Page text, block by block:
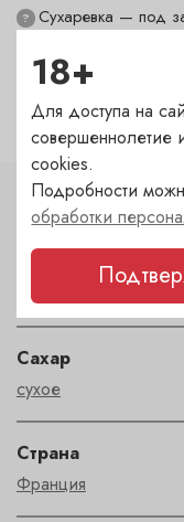
Садовническая —
? Сухаревка — под
Характеристики
Цвет
красный
Сахар
сухое
Страна
Франция
18+
Для доступа на
совершеннолетие
cookies.
Подробности
обработки